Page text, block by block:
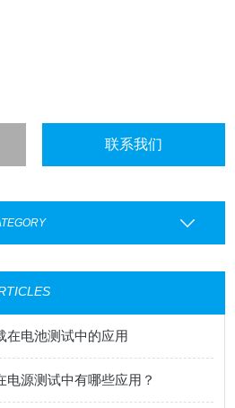
联系我们
在电池测试中的应用
电源测试中有哪些应用？